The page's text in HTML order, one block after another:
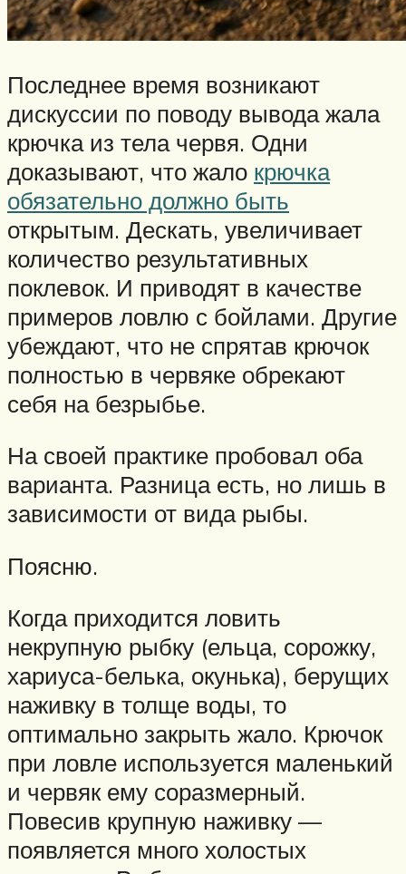
Последнее время возникают
дискуссии по поводу вывода жала
крючка из тела червя. Одни
доказывают, что жало крючка
обязательно должно быть
открытым. Дескать, увеличивает
количество результативных
поклевок. И приводят в качестве
примеров ловлю с бойлами. Другие
убеждают, что не спрятав крючок
полностью в червяке обрекают
себя на безрыбье.
На своей практике пробовал оба
варианта. Разница есть, но лишь в
зависимости от вида рыбы.
Поясню.
Когда приходится ловить
некрупную рыбку (ельца, сорожку,
хариуса-белька, окунька), берущих
наживку в толще воды, то
оптимально закрыть жало. Крючок
при ловле используется маленький
и червяк ему соразмерный.
Повесив крупную наживку —
появляется много холостых